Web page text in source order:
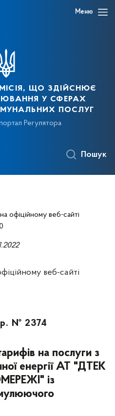
Меню
що здійснює
у сферах
послуг
Регулятора
Пошук
офіційному веб-сайті
веб-сайті
р. № 2374
на послуги з
енергії АТ "ДТЕК
із